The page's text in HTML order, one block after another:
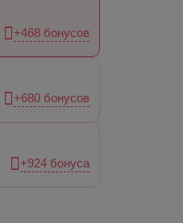
+468 бонусов
+680 бонусов
+924 бонуса